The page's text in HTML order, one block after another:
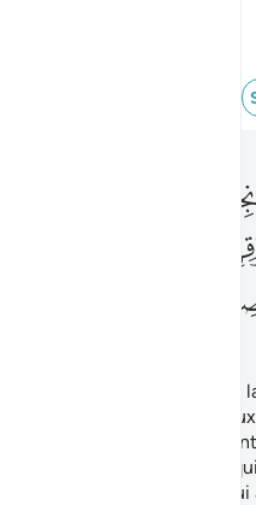
Et s’ils avaient
qui est descendu sur
ils auraient
dessus d’eux et de ce
parmi eux un groupe